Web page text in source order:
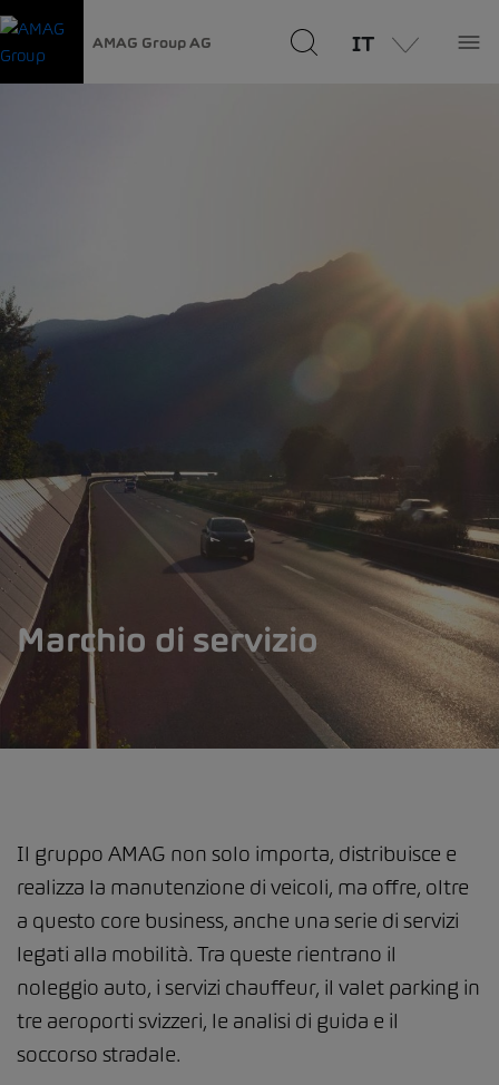
AMAG Group AG IT
Marchio di servizio
Il gruppo AMAG non solo importa, distribuisce e
realizza la manutenzione di veicoli, ma offre, oltre
a questo core business, anche una serie di servizi
legati alla mobilità. Tra queste rientrano il
noleggio auto, i servizi chauffeur, il valet parking in
tre aeroporti svizzeri, le analisi di guida e il
soccorso stradale.